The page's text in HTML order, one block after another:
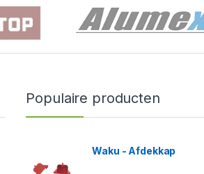
Populaire producten
Waku - Afdekkap